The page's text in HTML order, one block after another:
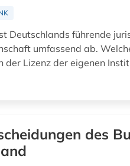
Deutschlands führende
umfassend ab.
der Lizenz der eigenen
des